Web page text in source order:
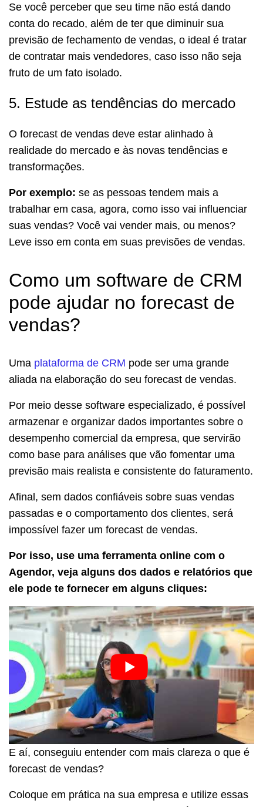
Se você perceber que seu time não está dando
conta do recado, além de ter que diminuir sua
previsão de fechamento de vendas, o ideal é tratar
de contratar mais vendedores, caso isso não seja
fruto de um fato isolado.
5. Estude as tendências do mercado
O forecast de vendas deve estar alinhado à
realidade do mercado e às novas tendências e
transformações.
Por exemplo: se as pessoas tendem mais a
trabalhar em casa, agora, como isso vai influenciar
suas vendas? Você vai vender mais, ou menos?
Leve isso em conta em suas previsões de vendas.
Como um software de CRM
pode ajudar no forecast de
vendas?
Uma plataforma de CRM pode ser uma grande
aliada na elaboração do seu forecast de vendas.
Por meio desse software especializado, é possível
armazenar e organizar dados importantes sobre o
desempenho comercial da empresa, que servirão
como base para análises que vão fomentar uma
previsão mais realista e consistente do faturamento.
Afinal, sem dados confiáveis sobre suas vendas
passadas e o comportamento dos clientes, será
impossível fazer um forecast de vendas.
Por isso, use uma ferramenta online com o
Agendor, veja alguns dos dados e relatórios que
ele pode te fornecer em alguns cliques:
E aí, conseguiu entender com mais clareza o que é
forecast de vendas?
Coloque em prática na sua empresa e utilize essas